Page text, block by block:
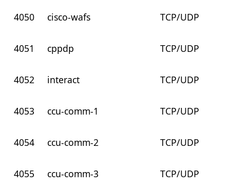
4050 cisco-wafs TCP/UDP
4051 cppdp TCP/UDP
4052 interact TCP/UDP
4053 ccu-comm-1 TCP/UDP
4054 ccu-comm-2 TCP/UDP
4055 ccu-comm-3 TCP/UDP